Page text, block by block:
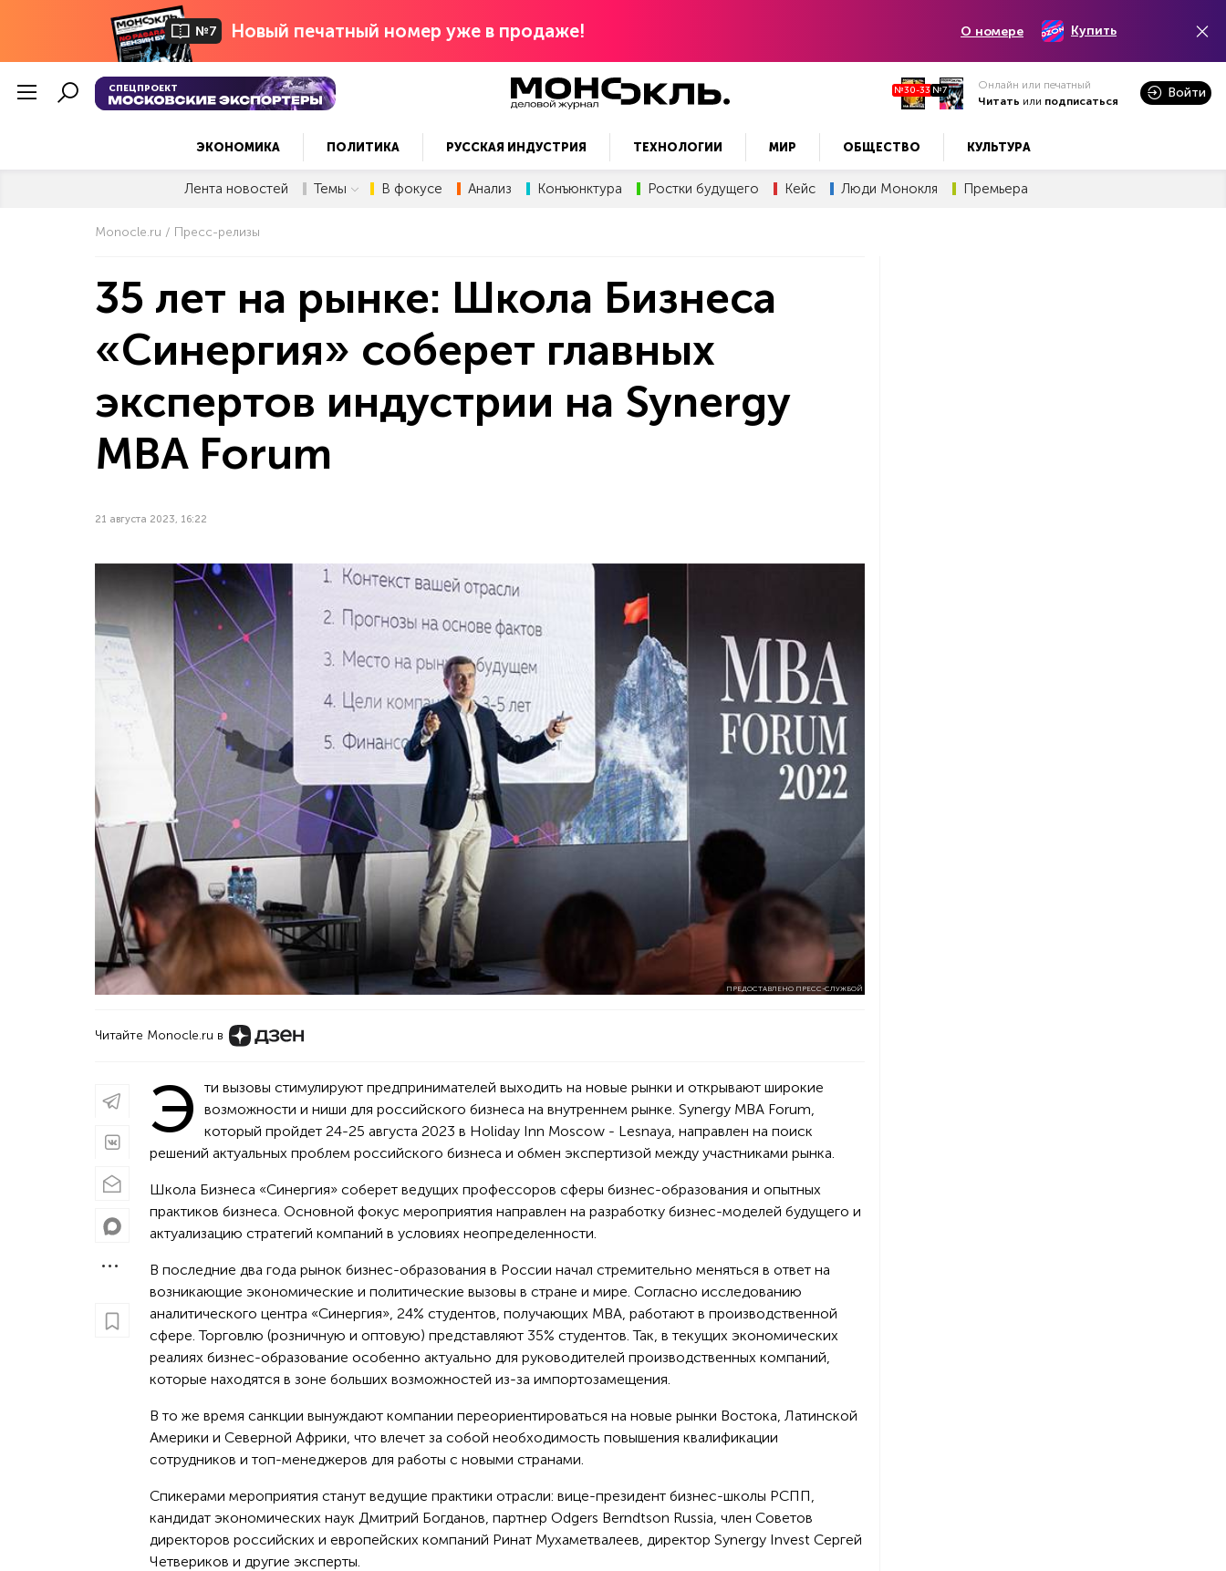
№7 Новый печатный номер уже в продаже! О номере Купить
СПЕЦПРОЕКТ №30-33 №7
Онлайн или печатный
Читать или подписаться
Войти
ЭКОНОМИКА ПОЛИТИКА РУССКАЯ ИНДУСТРИЯ ТЕХНОЛОГИИ МИР ОБЩЕСТВО КУЛЬТУРА
Лента новостей Темы В фокусе Анализ Конъюнктура Ростки будущего Кейс Люди Монокля Премьера
Monocle.ru Пресс-релизы
35 лет на рынке: Школа Бизнеса
«Синергия» соберет главных
экспертов индустрии на Synergy
MBA Forum
21 августа 2023, 16:22
ПРЕДОСТАВЛЕНО ПРЕСС-СЛУЖБОЙ
Читайте Monocle.ru в
Э
ти вызовы стимулируют предпринимателей выходить на новые рынки и открывают широкие
возможности и ниши для российского бизнеса на внутреннем рынке. Synergy MBA Forum,
который пройдет 24-25 августа 2023 в Holiday Inn Moscow - Lesnaya, направлен на поиск
решений актуальных проблем российского бизнеса и обмен экспертизой между участниками рынка.
Школа Бизнеса «Синергия» соберет ведущих профессоров сферы бизнес-образования и опытных
практиков бизнеса. Основной фокус мероприятия направлен на разработку бизнес-моделей будущего и
актуализацию стратегий компаний в условиях неопределенности.
В последние два года рынок бизнес-образования в России начал стремительно меняться в ответ на
возникающие экономические и политические вызовы в стране и мире. Согласно исследованию
аналитического центра «Синергия», 24% студентов, получающих MBA, работают в производственной
сфере. Торговлю (розничную и оптовую) представляют 35% студентов. Так, в текущих экономических
реалиях бизнес-образование особенно актуально для руководителей производственных компаний,
которые находятся в зоне больших возможностей из-за импортозамещения.
В то же время санкции вынуждают компании переориентироваться на новые рынки Востока, Латинской
Америки и Северной Африки, что влечет за собой необходимость повышения квалификации
сотрудников и топ-менеджеров для работы с новыми странами.
Спикерами мероприятия станут ведущие практики отрасли: вице-президент бизнес-школы РСПП,
кандидат экономических наук Дмитрий Богданов, партнер Odgers Berndtson Russia, член Советов
директоров российских и европейских компаний Ринат Мухаметвалеев, директор Synergy Invest Сергей
Четвериков и другие эксперты.